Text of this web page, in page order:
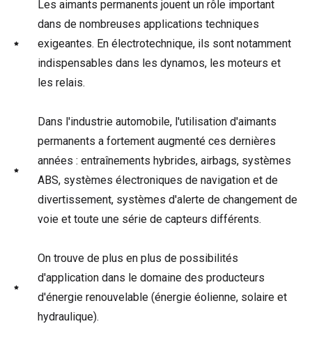
Les aimants permanents jouent un rôle important
dans de nombreuses applications techniques
exigeantes. En électrotechnique, ils sont notamment
indispensables dans les dynamos, les moteurs et
les relais.
Dans l'industrie automobile, l'utilisation d'aimants
permanents a fortement augmenté ces dernières
années : entraînements hybrides, airbags, systèmes
ABS, systèmes électroniques de navigation et de
divertissement, systèmes d'alerte de changement de
voie et toute une série de capteurs différents.
On trouve de plus en plus de possibilités
d'application dans le domaine des producteurs
d'énergie renouvelable (énergie éolienne, solaire et
hydraulique).